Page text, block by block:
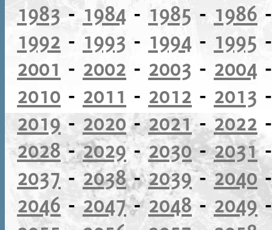
1983- 1984 - 1985 - 1986
1992 - 1993 - 1994 - 1995
2001 - 2002 - 2003 - 2004
2010 - 2011 - 2012 - 2013
2019-2020-2021- 2022
2028-2029-2030-2031
2037 - 2038-2039-2040
2046 - 2047-2048- 2049